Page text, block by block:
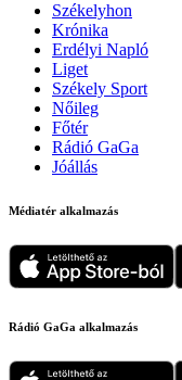
Székelyhon
Krónika
Erdélyi Napló
Liget
Székely Sport
Nőileg
Főtér
Rádió GaGa
Jóállás
Médiatér alkalmazás
Rádió GaGa alkalmazás